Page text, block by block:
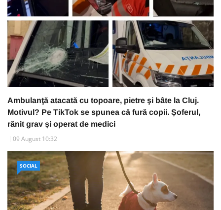
Ambulanţă atacată cu topoare, pietre şi bâte la Cluj.
Motivul? Pe TikTok se spunea că fură copii. Șoferul,
rănit grav și operat de medici
09 August 10:32
SOCIAL